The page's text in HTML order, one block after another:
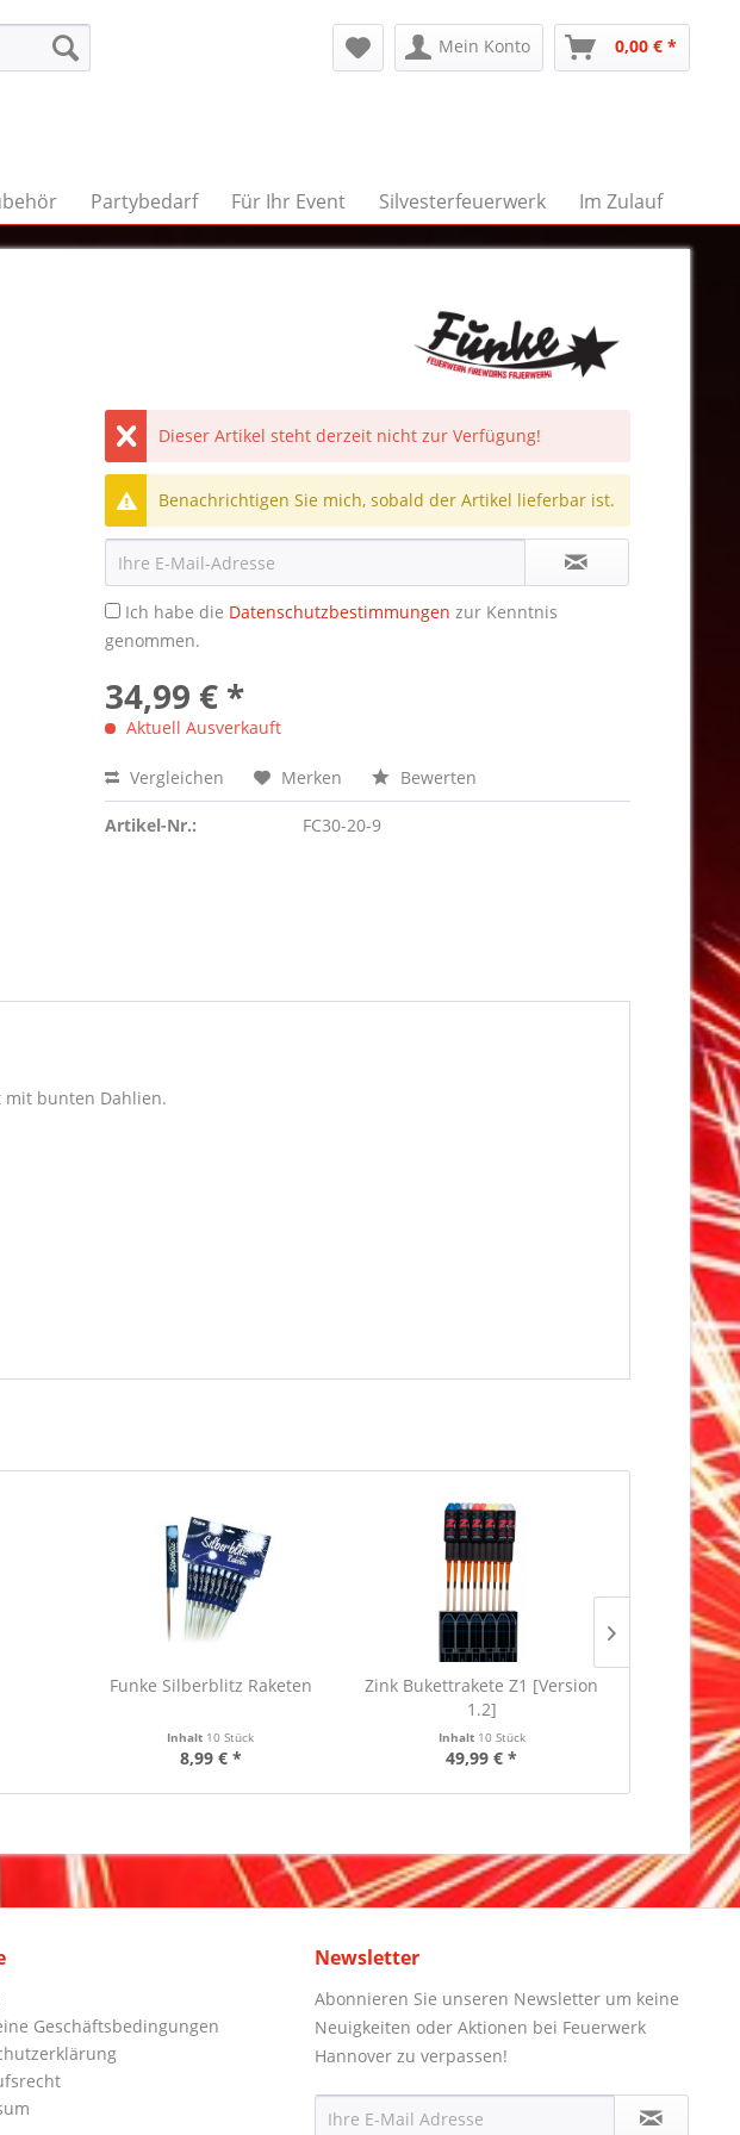
Mein Konto 0,00 € *
Partybedarf Für Ihr Event Silvesterfeuerwerk Im Zulauf
Dieser Artikel steht derzeit nicht zur Verfügung!
Benachrichtigen Sie mich, sobald der Artikel lieferbar ist.
Ich habe die Datenschutzbestimmungen zur Kenntnis
genommen.
34,99 € *
Aktuell Ausverkauft
Vergleichen Merken Bewerten
Artikel-Nr.: FC30-20-9
mit bunten Dahlien.
Funke Silberblitz Raketen
Inhalt 10 Stück
8,99 € *
Zink Bukettrakete Z1 [Version
1.2]
Inhalt 10 Stück
49,99 € *
Argento
34/
Geschäftsbedingungen
Newsletter
Abonnieren Sie unseren Newsletter um keine
Neuigkeiten oder Aktionen bei Feuerwerk
Hannover zu verpassen!